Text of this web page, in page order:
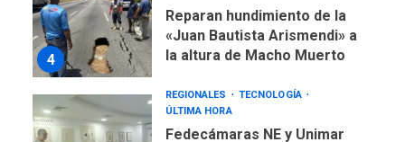
4
Reparan hundimiento de la
«Juan Bautista Arismendi» a
la altura de Macho Muerto
REGIONALES
TECNOLOGÍA
ÚLTIMA HORA
Fedecámaras NE y Unimar